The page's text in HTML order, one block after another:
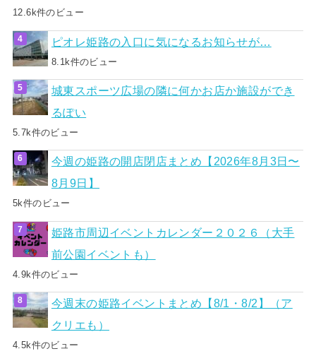
12.6k件のビュー
ピオレ姫路の入口に気になるお知らせが…
8.1k件のビュー
城東スポーツ広場の隣に何かお店か施設ができ
るぽい
5.7k件のビュー
今週の姫路の開店閉店まとめ【2026年8月3日〜
8月9日】
5k件のビュー
姫路市周辺イベントカレンダー２０２６（大手
前公園イベントも）
4.9k件のビュー
今週末の姫路イベントまとめ【8/1・8/2】（ア
クリエも）
4.5k件のビュー